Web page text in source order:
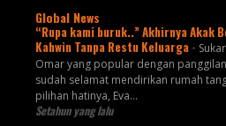
Global News
“Rupa kami buruk..” Akhirnya Akak
Kahwin Tanpa Restu Keluarga -
Omar yang popular dengan
sudah selamat mendirikan rumah
pilihan hatinya, Eva...
Setahun yang lalu